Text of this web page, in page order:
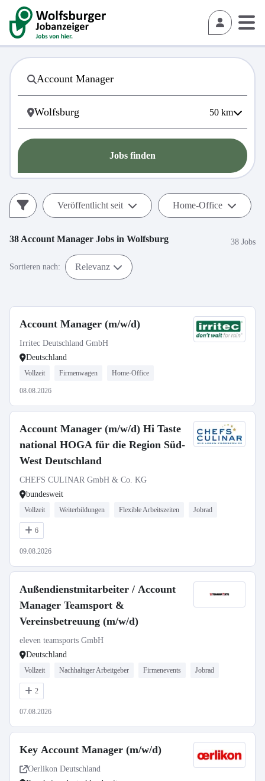
50 km
Jobs finden
Veröffentlicht seit Home-Office
38 Account Manager Jobs in Wolfsburg 38 Jobs
Sortieren nach: Relevanz
Account Manager (m/w/d)
Irritec Deutschland GmbH
Deutschland
Vollzeit Firmenwagen Home-Office
08.08.2026
Account Manager (m/w/d) Hi Taste
national HOGA für die Region Süd-
West Deutschland
CHEFS CULINAR GmbH & Co. KG
bundesweit
Vollzeit Weiterbildungen Flexible Arbeitszeiten Jobrad
6
09.08.2026
Außendienstmitarbeiter / Account
Manager Teamsport &
Vereinsbetreuung (m/w/d)
eleven teamsports GmbH
Deutschland
Vollzeit Nachhaltiger Arbeitgeber Firmenevents Jobrad
2
07.08.2026
Key Account Manager (m/w/d)
Oerlikon Deutschland